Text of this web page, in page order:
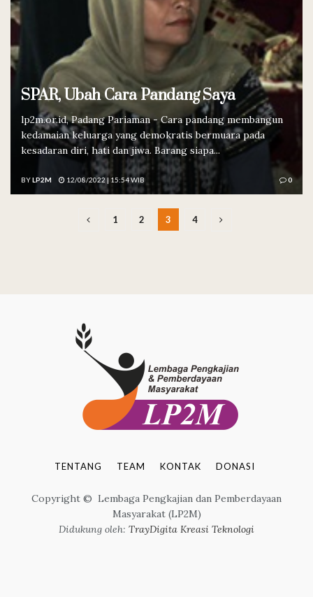
SPAR, Ubah Cara Pandang Saya
lp2m.or.id, Padang Pariaman - Cara pandang membangun
kedamaian keluarga yang demokratis bermuara pada
kesadaran diri, hati dan jiwa. Barang siapa...
BYLP2M 12/08/2022 | 15:54 WIB 0
1 2 3 4
TENTANG TEAM KONTAK DONASI
Copyright © Lembaga Pengkajian dan Pemberdayaan
Masyarakat (LP2M)
Didukung oleh: TrayDigita Kreasi Teknologi